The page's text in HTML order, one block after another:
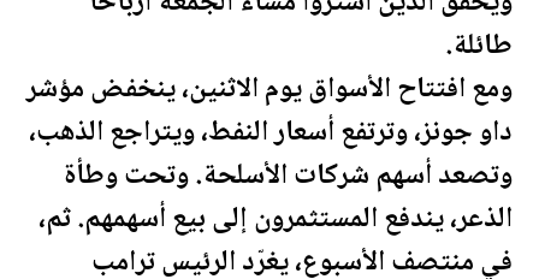
طائلة.
ومع افتتاح الأسواق يوم الاثنين، ينخفض مؤشر
داو جونز، وترتفع أسعارالنفط، ويتراجع الذهب،
وتصعد أسهم شركات الأسلحة. وتحت وطأة
الذعر، يندفع المستثمرون إلى بيع أسهمهم. ثم،
في منتصف الأسبوع، يغرّد الرئيسترامب